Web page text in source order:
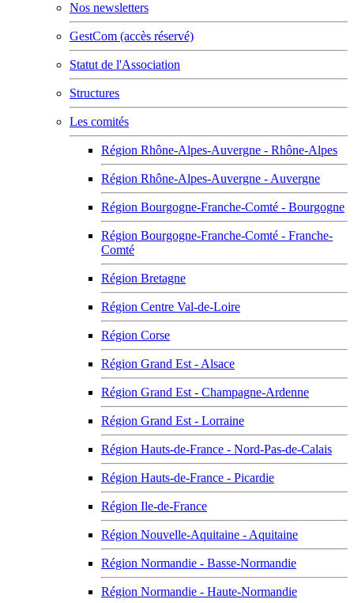
Nos newsletters
GestCom (accès réservé)
Statut de l'Association
Structures
Les comités
Région Rhône-Alpes-Auvergne - Rhône-Alpes
Région Rhône-Alpes-Auvergne - Auvergne
Région Bourgogne-Franche-Comté - Bourgogne
Région Bourgogne-Franche-Comté - Franche-
Comté
Région Bretagne
Région Centre Val-de-Loire
Région Corse
Région Grand Est - Alsace
Région Grand Est - Champagne-Ardenne
Région Grand Est - Lorraine
Région Hauts-de-France - Nord-Pas-de-Calais
Région Hauts-de-France - Picardie
Région Ile-de-France
Région Nouvelle-Aquitaine - Aquitaine
Région Normandie - Basse-Normandie
Région Normandie - Haute-Normandie